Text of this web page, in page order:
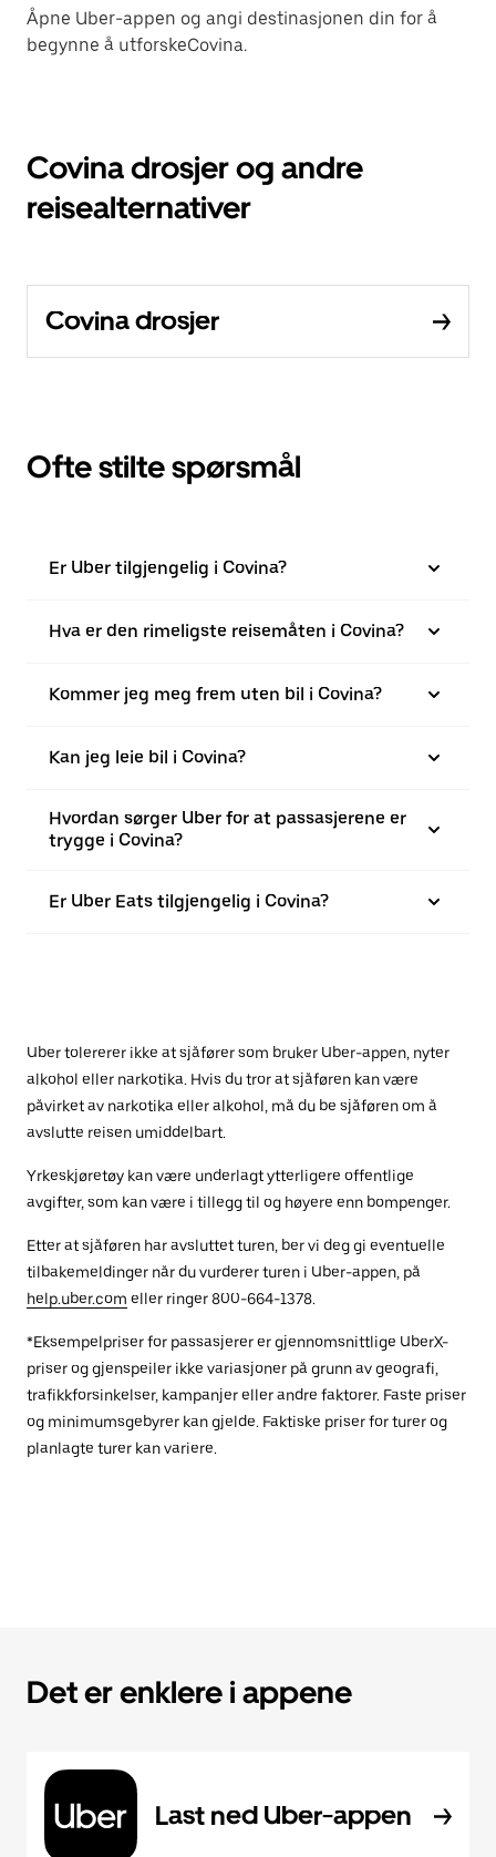
Åpne Uber-appen og angi destinasjonen din for å
begynne å utforskeCovina.
Covina drosjer og andre
reisealternativer
Covina drosjer
Ofte stilte spørsmål
Er Uber tilgjengelig i Covina?
Hva er den rimeligste reisemåten i Covina?
Kommer jeg meg frem uten bil i Covina?
Kan jeg leie bil i Covina?
Hvordan sørger Uber for at passasjerene er
trygge i Covina?
Er Uber Eats tilgjengelig i Covina?
Uber tolererer ikke at sjåfører som bruker Uber-appen, nyter
alkohol eller narkotika. Hvis du tror at sjåføren kan være
påvirket av narkotika eller alkohol, må du be sjåføren om å
avslutte reisen umiddelbart.
Yrkeskjøretøy kan være underlagt ytterligere offentlige
avgifter, som kan være i tillegg til og høyere enn bompenger.
Etter at sjåføren har avsluttet turen, ber vi deg gi eventuelle
tilbakemeldinger når du vurderer turen i Uber-appen, på
help.uber.com eller ringer 800-664-1378.
*Eksempelpriser for passasjerer er gjennomsnittlige UberX-
priser og gjenspeiler ikke variasjoner på grunn av geografi,
trafikkforsinkelser, kampanjer eller andre faktorer. Faste priser
og minimumsgebyrer kan gjelde. Faktiske priser for turer og
planlagte turer kan variere.
Det er enklere i appene
Last ned Uber-appen